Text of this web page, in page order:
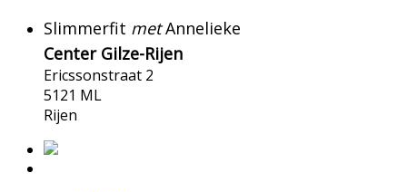
Slimmerfit metAnnelieke
Center Gilze-Rijen
Ericssonstraat 2
5121 ML
Rijen